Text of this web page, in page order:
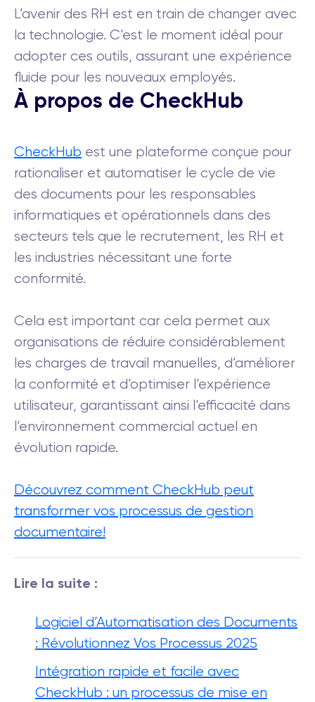
L’avenir des RH est en train de changer avec
la technologie. C’est le moment idéal pour
adopter ces outils, assurant une expérience
fluide pour les nouveaux employés.
À propos de CheckHub
CheckHub est une plateforme conçue pour
rationaliser et automatiser le cycle de vie
des documents pour les responsables
informatiques et opérationnels dans des
secteurs tels que le recrutement, les RH et
les industries nécessitant une forte
conformité.
Cela est important car cela permet aux
organisations de réduire considérablement
les charges de travail manuelles, d’améliorer
la conformité et d’optimiser l’expérience
utilisateur, garantissant ainsi l’efficacité dans
l’environnement commercial actuel en
évolution rapide.
Découvrez comment CheckHub peut
transformer vos processus de gestion
documentaire!
Lire la suite :
Logiciel d’Automatisation des Documents
: Révolutionnez Vos Processus 2025
Intégration rapide et facile avec
CheckHub : un processus de mise en